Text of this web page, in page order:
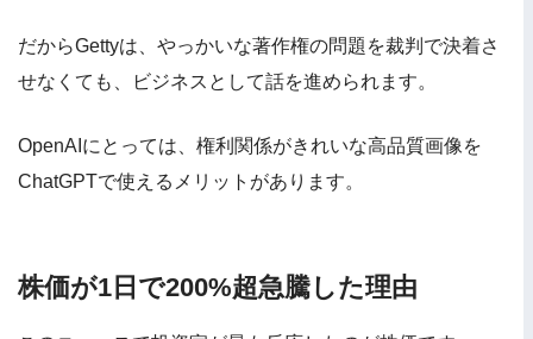
だからGettyは、やっかいな著作権の問題を裁判で決着さ
せなくても、ビジネスとして話を進められます。
OpenAIにとっては、権利関係がきれいな高品質画像を
ChatGPTで使えるメリットがあります。
株価が1日で200%超急騰した理由